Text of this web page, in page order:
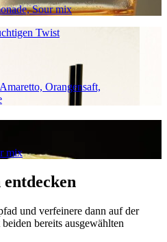
Sour mix
Twist
Orangensaft,
mix
und verfeinere dann auf der
bereits ausgewählten